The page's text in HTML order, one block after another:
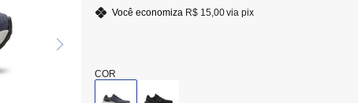
Você economiza R$ 15,00via pix